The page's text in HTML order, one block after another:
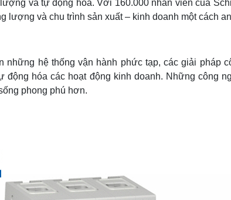
và tự động hóa. Với 160.000 nhân viên của
lượng và chu trình sản xuất – kinh doanh một cách
hệ thống vận hành phức tạp, các giải pháp
hóa các hoạt động kinh doanh. Những công
phong phú hơn.